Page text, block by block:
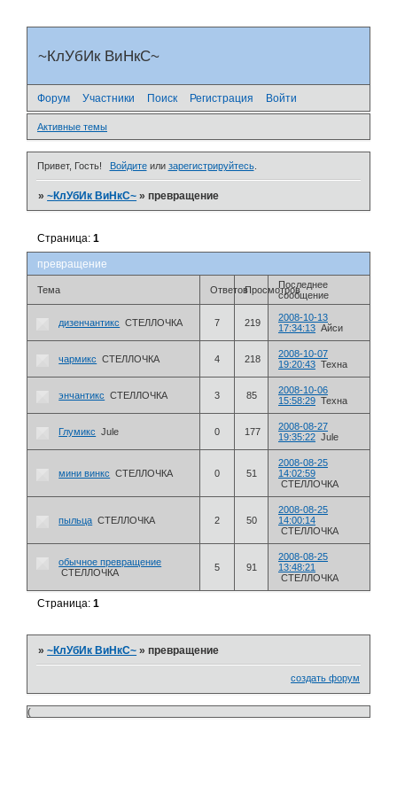
~КлУбИк ВиНкС~
Форум Участники Поиск Регистрация Войти
Активные темы
Привет, Гость! Войдитеили зарегистрируйтесь.
»~КлУбИк ВиНкС~ »превращение
превращение
Страница:1
Тема ОтветовПросмотровПоследнее
сообщение
дизенчантикс СТЕЛЛОЧКА 7 219
2008-10-13
17:34:13 Айси
чармикс СТЕЛЛОЧКА 4 218
2008-10-07
19:20:43 Техна
энчантикс СТЕЛЛОЧКА 3 85
2008-10-06
15:58:29 Техна
Глумикс Jule 0 177
2008-08-27
19:35:22 Jule
мини винкс СТЕЛЛОЧКА 0 51
2008-08-25
14:02:59
СТЕЛЛОЧКА
пыльца СТЕЛЛОЧКА 2 50
2008-08-25
14:00:14
СТЕЛЛОЧКА
обычное превращение
СТЕЛЛОЧКА
5 91
2008-08-25
13:48:21
СТЕЛЛОЧКА
Страница:1
»~КлУбИк ВиНкС~ »превращение
создать форум
(